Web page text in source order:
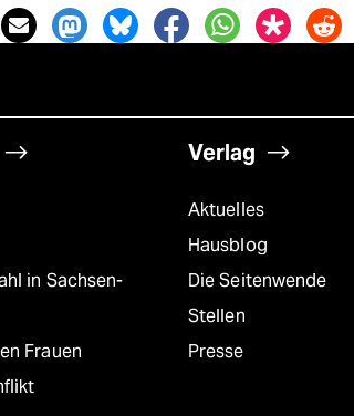
in Sachsen-
Frauen
Verlag
Aktuelles
Hausblog
Die Seitenwende
Stellen
Presse